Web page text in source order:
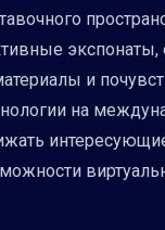
экспонаты,
и
на